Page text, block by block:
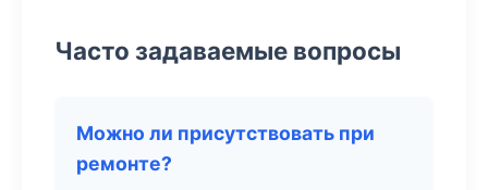
Часто задаваемые вопросы
Можно ли присутствовать при
ремонте?